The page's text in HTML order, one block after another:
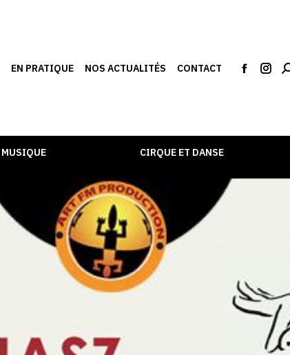
EN PRATIQUE NOS ACTUALITÉS CONTACT
MUSIQUE CIRQUE ET DANSE